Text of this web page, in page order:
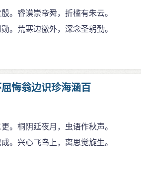
。睿谟崇帝舜，折槛有朱云。
。荒寒边徼外，深念圣躬勤。
悔翁边识珍海涵百
。桐阴延夜月，虫语作秋声。
。兴心飞鸟上，离思觉旋生。